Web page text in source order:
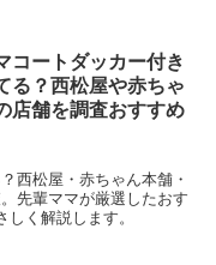
コートダッカー付き
る？西松屋や赤ちゃ
店舗を調査おすすめ
西松屋・赤ちゃん本舗・
先輩ママが厳選したおす
く解説します。